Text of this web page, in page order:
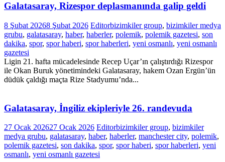
Galatasaray, Rizespor deplasmanında galip geldi
8 Şubat 20268 Şubat 2026 Editorbizimkiler group, bizimkiler medya
grubu, galatasaray, haber, haberler, polemik, polemik gazetesi, son
dakika, spor, spor haberi, spor haberleri, yeni osmanlı, yeni osmanlı
gazetesi
Ligin 21. hafta mücadelesinde Recep Uçar’ın çalıştırdığı Rizespor
ile Okan Buruk yönetimindeki Galatasaray, hakem Ozan Ergün’ün
düdük çaldığı maçta Rize Stadyumu’nda...
Galatasaray, İngiliz ekipleriyle 26. randevuda
27 Ocak 202627 Ocak 2026 Editorbizimkiler group, bizimkiler
medya grubu, galatasaray, haber, haberler, manchester city, polemik,
polemik gazetesi, son dakika, spor, spor haberi, spor haberleri, yeni
osmanlı, yeni osmanlı gazetesi